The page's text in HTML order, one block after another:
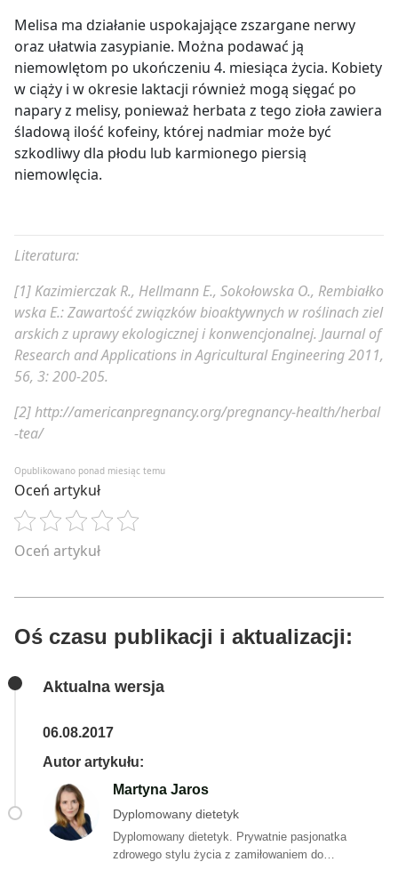
Melisa ma działanie uspokajające zszargane nerwy
oraz ułatwia zasypianie. Można podawać ją
niemowlętom po ukończeniu 4. miesiąca życia. Kobiety
w ciąży i w okresie laktacji również mogą sięgać po
napary z melisy, ponieważ herbata z tego zioła zawiera
śladową ilość kofeiny, której nadmiar może być
szkodliwy dla płodu lub karmionego piersią
niemowlęcia.
Literatura:
[1] Kazimierczak R., Hellmann E., Sokołowska O., Rembiałko
wska E.: Zawartość związków bioaktywnych w roślinach ziel
arskich z uprawy ekologicznej i konwencjonalnej. Jaurnal of
Research and Applications in Agricultural Engineering 2011,
56, 3: 200-205.
[2] http://americanpregnancy.org/pregnancy-health/herbal
-tea/
Opublikowano ponad miesiąc temu
Oceń artykuł
Oceń artykuł
Oś czasu publikacji i aktualizacji:
Aktualna wersja
06.08.2017
Autor artykułu:
Martyna Jaros
Dyplomowany dietetyk
Dyplomowany dietetyk. Prywatnie pasjonatka
zdrowego stylu życia z zamiłowaniem do